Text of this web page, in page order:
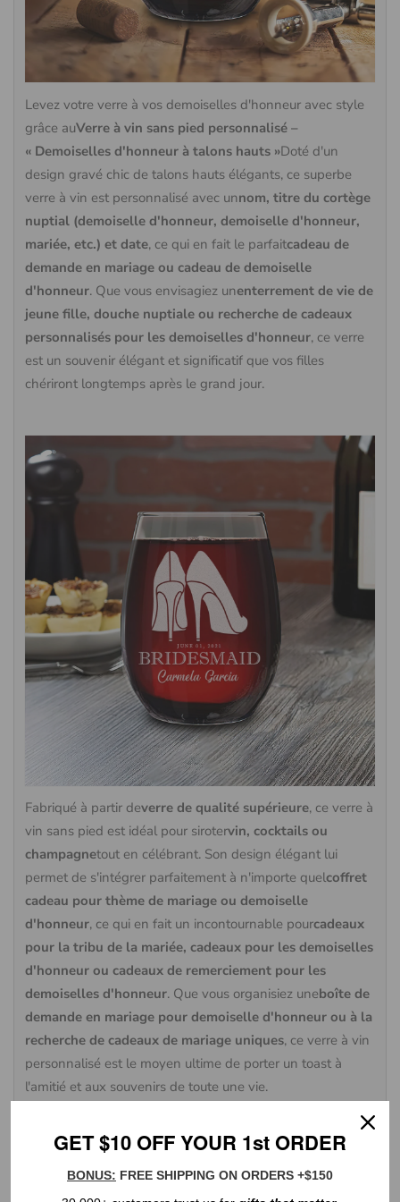
Levez votre verre à vos demoiselles d'honneur avec style
grâce auVerre à vin sans pied personnalisé –
« Demoiselles d'honneur à talons hauts »Doté d'un
design gravé chic de talons hauts élégants, ce superbe
verre à vin est personnalisé avec unnom, titre du cortège
nuptial (demoiselle d'honneur, demoiselle d'honneur,
mariée, etc.) et date, ce qui en fait le parfaitcadeau de
demande en mariage ou cadeau de demoiselle
d'honneur. Que vous envisagiez unenterrement de vie de
jeune fille, douche nuptiale ou recherche de cadeaux
personnalisés pour les demoiselles d'honneur, ce verre
est un souvenir élégant et significatif que vos filles
chériront longtemps après le grand jour.
Fabriqué à partir deverre de qualité supérieure, ce verre à
vin sans pied est idéal pour sirotervin, cocktails ou
champagnetout en célébrant. Son design élégant lui
permet de s'intégrer parfaitement à n'importe quelcoffret
cadeau pour thème de mariage ou demoiselle
d'honneur, ce qui en fait un incontournable pourcadeaux
pour la tribu de la mariée, cadeaux pour les demoiselles
d'honneur ou cadeaux de remerciement pour les
demoiselles d'honneur. Que vous organisiez uneboîte de
demande en mariage pour demoiselle d'honneur ou à la
recherche de cadeaux de mariage uniques, ce verre à vin
personnalisé est le moyen ultime de porter un toast à
l'amitié et aux souvenirs de toute une vie.
GET $10 OFF YOUR 1st ORDER
BONUS: FREE SHIPPING ON ORDERS +$150